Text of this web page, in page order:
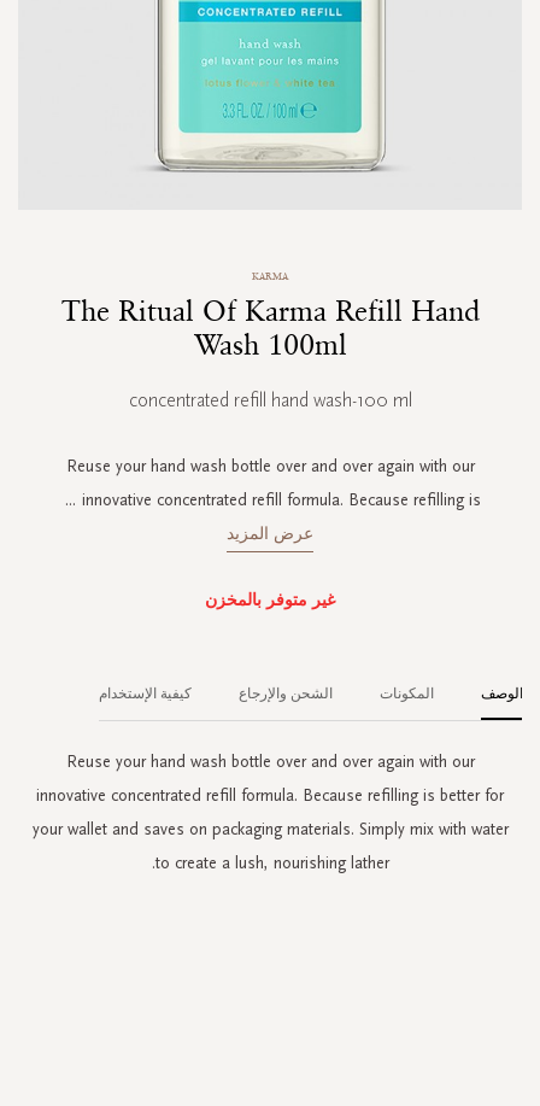
KARMA
The Ritual Of Karma Refill Hand
Wash 100ml
concentrated refill hand wash-100 ml
Reuse your hand wash bottle over and over again with our
innovative concentrated refill formula. Because refilling is
...
عرض المزيد
غير متوفر بالمخزن
الوصف
Reuse your hand wash bottle over and over again with our
innovative concentrated refill formula. Because refilling is better for
your wallet and saves on packaging materials. Simply mix with water
to create a lush, nourishing lather.
المكونات الشحن والإرجاع كيفية الإستخدام